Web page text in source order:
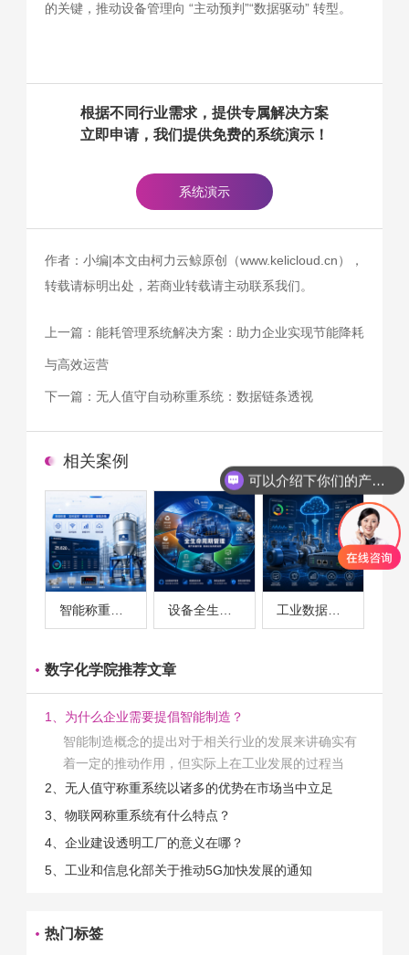
的关键，推动设备管理向 “主动预判”“数据驱动” 转型。
根据不同行业需求，提供专属解决方案
立即申请，我们提供免费的系统演示！
系统演示
作者：小编|本文由柯力云鲸原创（www.kelicloud.cn），
转载请标明出处，若商业转载请主动联系我们。
上一篇： 能耗管理系统解决方案：助力企业实现节能降耗
与高效运营
下一篇： 无人值守自动称重系统：数据链条透视
相关案例
智能称重系统案例 设备全生命周期管理案例 工业数据采集与设备监控案例
数字化学院推荐文章
1、为什么企业需要提倡智能制造？
智能制造概念的提出对于相关行业的发展来讲确实有
着一定的推动作用，但实际上在工业发展的过程当
中，能够推动相关产业发展的具体结束是非常的多
的。那么为什么企业一定需要...
2、无人值守称重系统以诸多的优势在市场当中立足
3、物联网称重系统有什么特点？
4、企业建设透明工厂的意义在哪？
5、工业和信息化部关于推动5G加快发展的通知
热门标签
可以介绍下你们的产品么